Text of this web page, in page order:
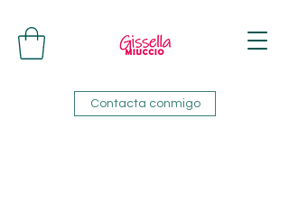
Contacta conmigo